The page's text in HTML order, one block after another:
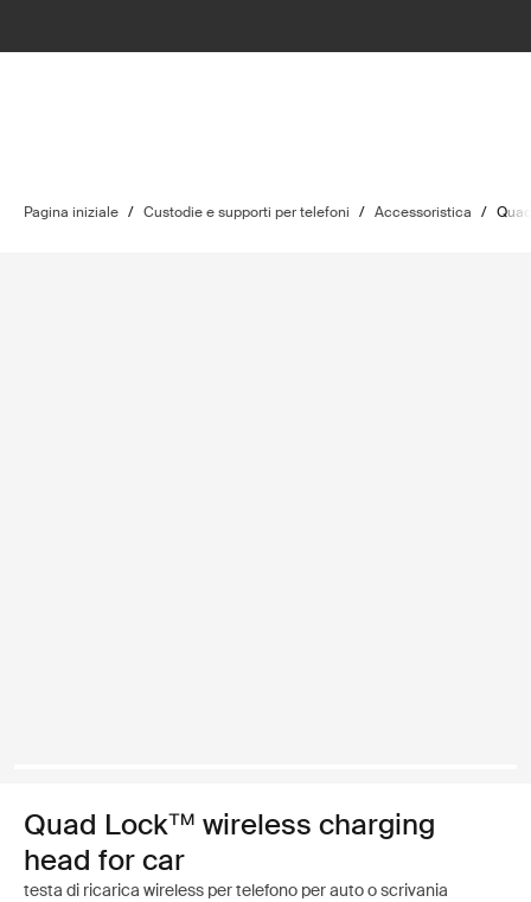
Pagina iniziale / Custodie e supporti per telefoni / Accessoristica /
Quad Lock™ wireless charging
head for car
testa di ricarica wireless per telefono per auto o scrivania